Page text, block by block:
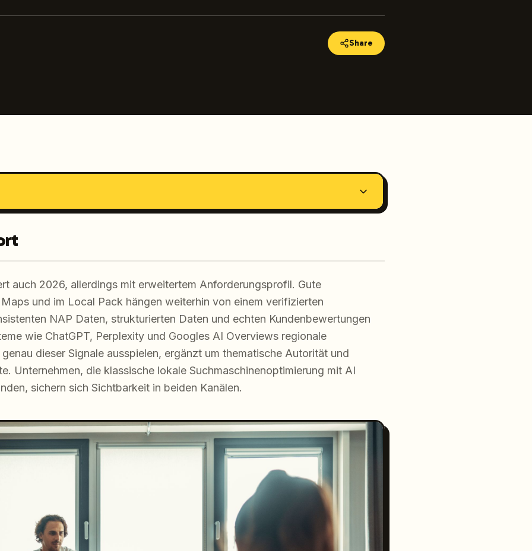
Share
auch 2026, allerdings mit erweitertem Anforderungsprofil. Gute
und im Local Pack hängen weiterhin von einem verifizierten
NAP Daten, strukturierten Daten und echten Kundenbewertungen
wie ChatGPT, Perplexity und Googles AI Overviews regionale
dieser Signale ausspielen, ergänzt um thematische Autorität und
Unternehmen, die klassische lokale Suchmaschinenoptimierung mit AI
sichern sich Sichtbarkeit in beiden Kanälen.